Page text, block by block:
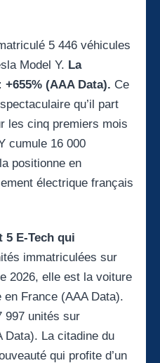
5 446 véhicules
Model Y. La
(AAA Data). Ce
qu’il part
les cinq premiers mois
cumule 16 000
positionne en
électrique français
5 E-Tech qui
immatriculées sur
2026, elle est la voiture
France (AAA Data).
997 unités sur
Data). La citadine du
qui profite d’un